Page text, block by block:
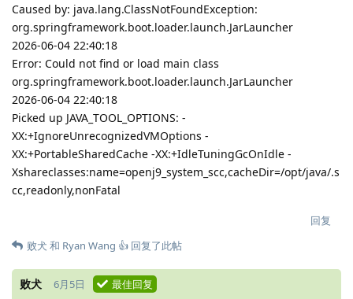
Caused by: java.lang.ClassNotFoundException:
org.springframework.boot.loader.launch.JarLauncher
2026-06-04 22:40:18
Error: Could not find or load main class
org.springframework.boot.loader.launch.JarLauncher
2026-06-04 22:40:18
Picked up JAVA_TOOL_OPTIONS: -
XX:+IgnoreUnrecognizedVMOptions -
XX:+PortableSharedCache -XX:+IdleTuningGcOnIdle -
Xshareclasses:name=openj9_system_scc,cacheDir=/opt/java/.s
cc,readonly,nonFatal
回复
败犬 和 Ryan Wang 👍 回复了此帖
败犬 6月5日 最佳回复